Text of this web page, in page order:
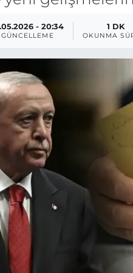
- 20:34
GÜNCELLEME
1 DK
OKUNMA